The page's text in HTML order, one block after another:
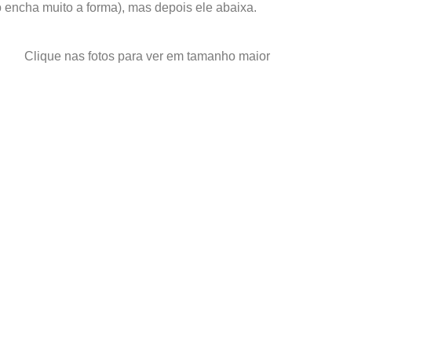
muito a forma), mas depois ele abaixa.
Clique nas fotos para ver em tamanho maior